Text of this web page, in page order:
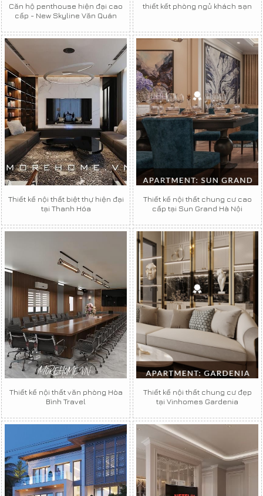
Căn hộ penthouse hiện đại cao
cấp - New Skyline Văn Quán
thiết kết phòng ngủ khách sạn
Thiết kế nội thất biệt thự hiện đại
tại Thanh Hóa
Thiết kế nội thất chung cư cao
cấp tại Sun Grand Hà Nội
Thiết kế nội thất văn phòng Hòa
Bình Travel
Thiết kế nội thất chung cư đẹp
tại Vinhomes Gardenia